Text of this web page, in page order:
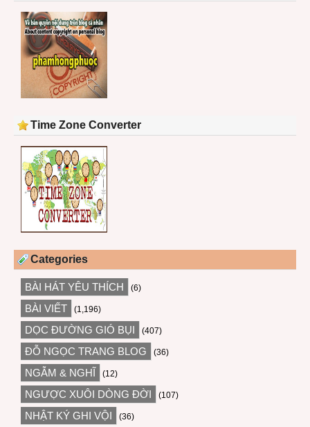
Time Zone Converter
Categories
BÀI HÁT YÊU THÍCH (6)
BÀI VIẾT (1,196)
DỌC ĐƯỜNG GIÓ BỤI (407)
ĐỖ NGỌC TRANG BLOG (36)
NGẪM & NGHĨ (12)
NGƯỢC XUÔI DÒNG ĐỜI (107)
NHẬT KÝ GHI VỘI (36)